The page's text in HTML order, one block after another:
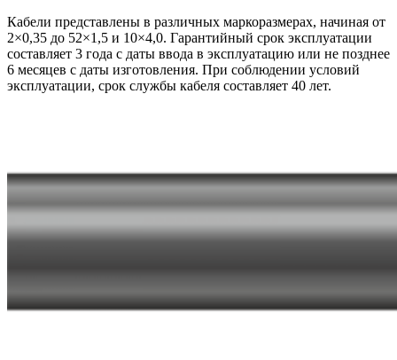
Кабели представлены в различных маркоразмерах, начиная от
2×0,35 до 52×1,5 и 10×4,0. Гарантийный срок эксплуатации
составляет 3 года с даты ввода в эксплуатацию или не позднее
6 месяцев с даты изготовления. При соблюдении условий
эксплуатации, срок службы кабеля составляет 40 лет.